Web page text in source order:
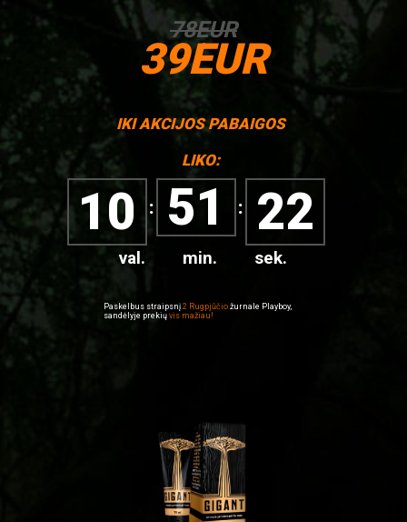
78EUR
39EUR
IKI AKCIJOS PABAIGOS
LIKO:
10 51 21
val. min. sek.
Paskelbus straipsnį 2 Rugpjūčio žurnale Playboy,
sandėlyje prekių vis mažiau!